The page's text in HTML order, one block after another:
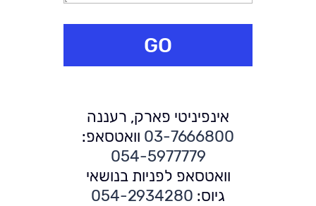
GO
אינפיניטי פארק, רעננה
03-7666800 וואטסאפ:
054-5977779
וואטסאפ לפניות בנושאי
גיוס: 054-2934280